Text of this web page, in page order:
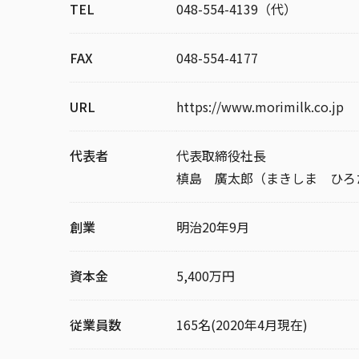
TEL 048-554-4139（代）
FAX 048-554-4177
URL https://www.morimilk.co.jp
代表者
代表取締役社長
槙島 廣太郎（まきしま ひろ
創業 明治20年9月
資本金 5,400万円
従業員数 165名(2020年4月現在)